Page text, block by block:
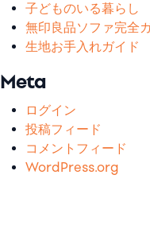
子どものいる暮らし
無印良品ソファ完全
生地お手入れガイド
Meta
ログイン
投稿フィード
コメントフィード
WordPress.org